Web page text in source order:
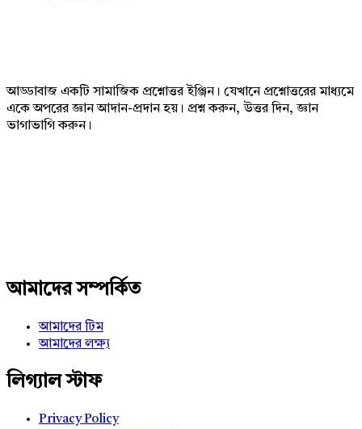
আড্ডাবাজ একটি সামাজিক প্রশ্নোত্তর ইঞ্জিন। যেখানে প্রশ্নোত্তরের মাধ্যমে
একে অপরের জ্ঞান আদান-প্রদান হয়। প্রশ্ন করুন, উত্তর দিন, জ্ঞান
ভাগাভাগি করুন।
আমাদের সম্পর্কিত
আমাদের টিম
আমাদের লক্ষ্য
লিগ্যাল স্টাফ
Privacy Policy